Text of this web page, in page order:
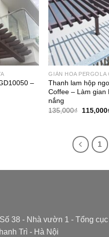
–
GIÀN HOA PERGOLA
Thanh lam hộp
Coffee – Làm gian
nắng
135,000₫ Giá
115,000
1
38 - Nhà vườn 1 - Tổng cục
Trì - Hà Nội